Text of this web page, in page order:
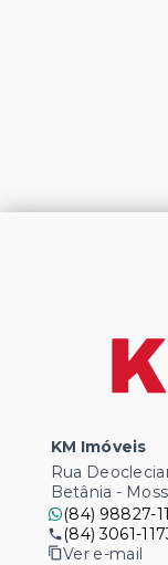
KM Imóveis
Rua
Betânia -
(84) 98827-
(84) 3061-
Ver e-mail